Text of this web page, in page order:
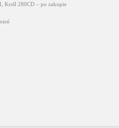
Krell 280CD – po zakupie